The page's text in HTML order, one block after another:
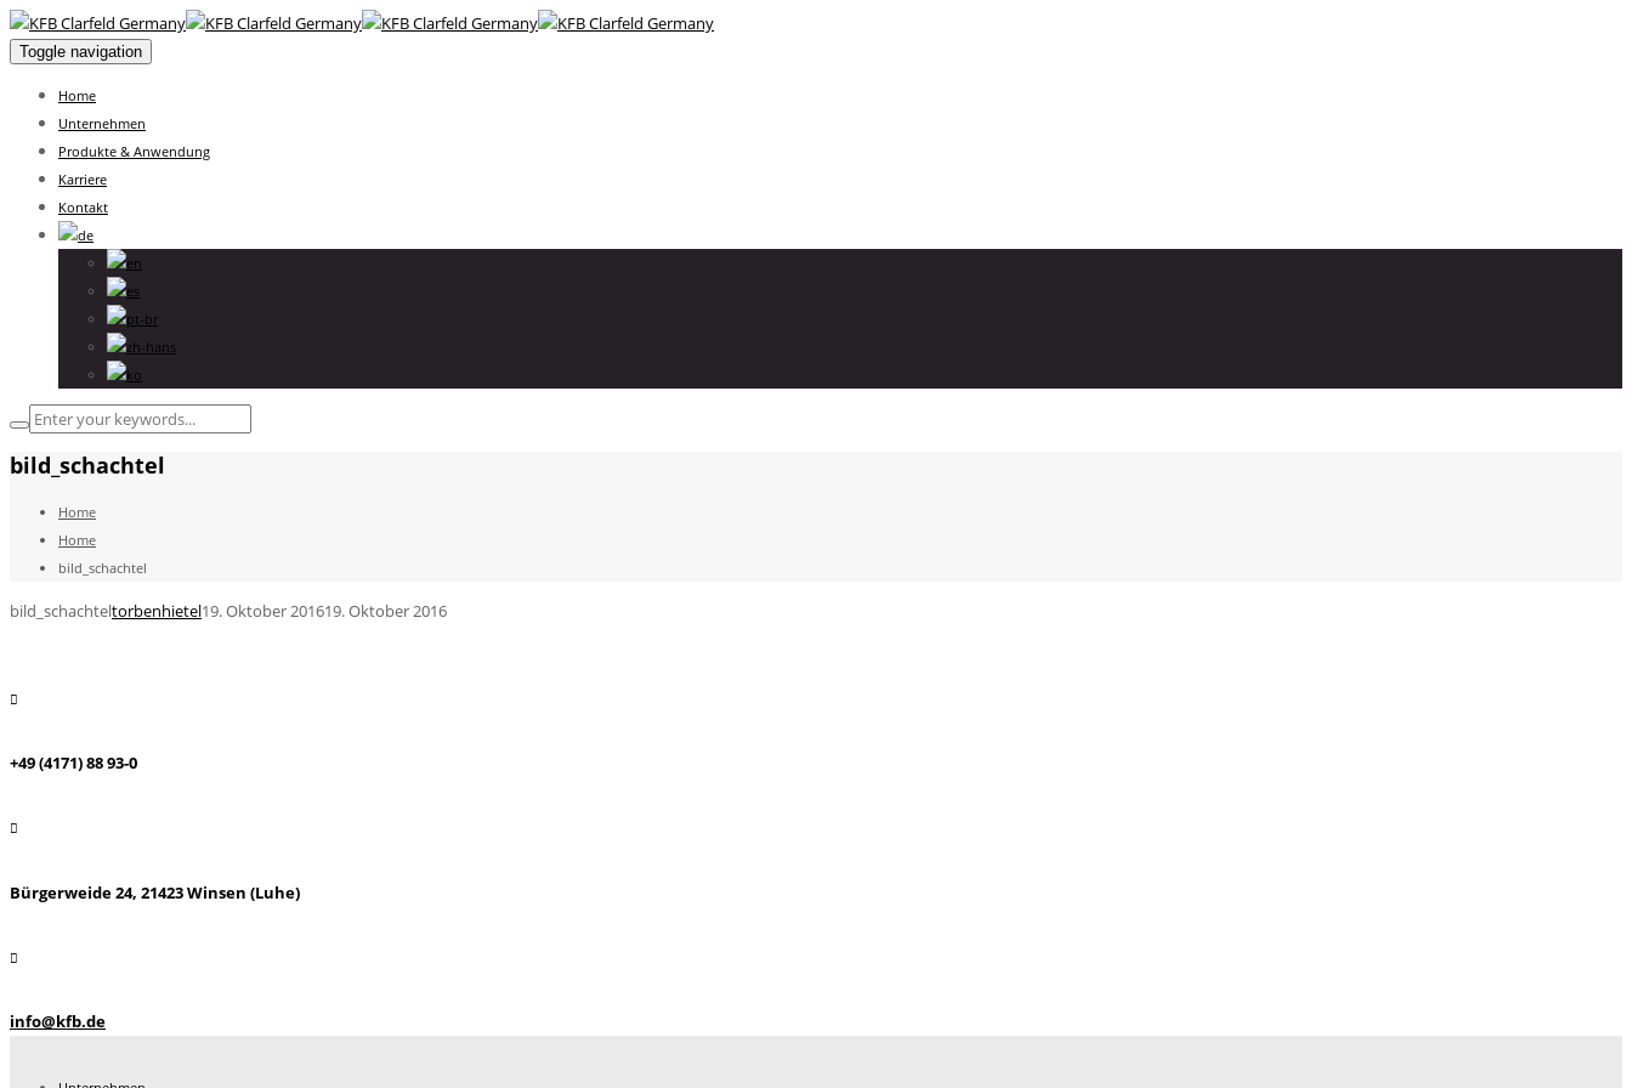
Toggle navigation
Home
Unternehmen
Produkte & Anwendung
Karriere
Kontakt
bild_schachtel
Home
Home
bild_schachtel
bild_schachteltorbenhietel19. Oktober 201619. Oktober 2016
+49 (4171) 88 93-0
Bürgerweide 24, 21423 Winsen (Luhe)
info@kfb.de